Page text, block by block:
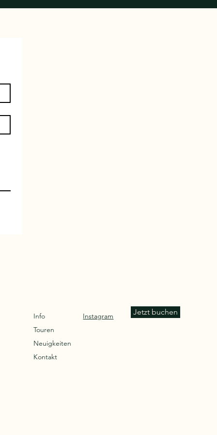
Info
Touren
Neuigkeiten
Kontakt
Instagram Jetzt buchen